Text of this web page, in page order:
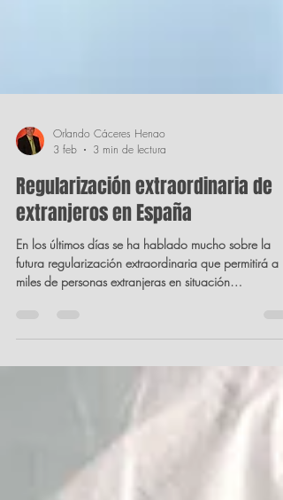
Orlando Cáceres Henao
3 feb
3 min de lectura
Regularización extraordinaria de
extranjeros en España
En los últimos días se ha hablado mucho sobre la
administrativa irregular acceder a una autorización